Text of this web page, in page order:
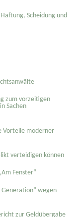
Scheidung und
zum vorzeitigen
Sachen
Vorteile moderner
verteidigen können
Fenster“
wegen
zur Geldübergabe